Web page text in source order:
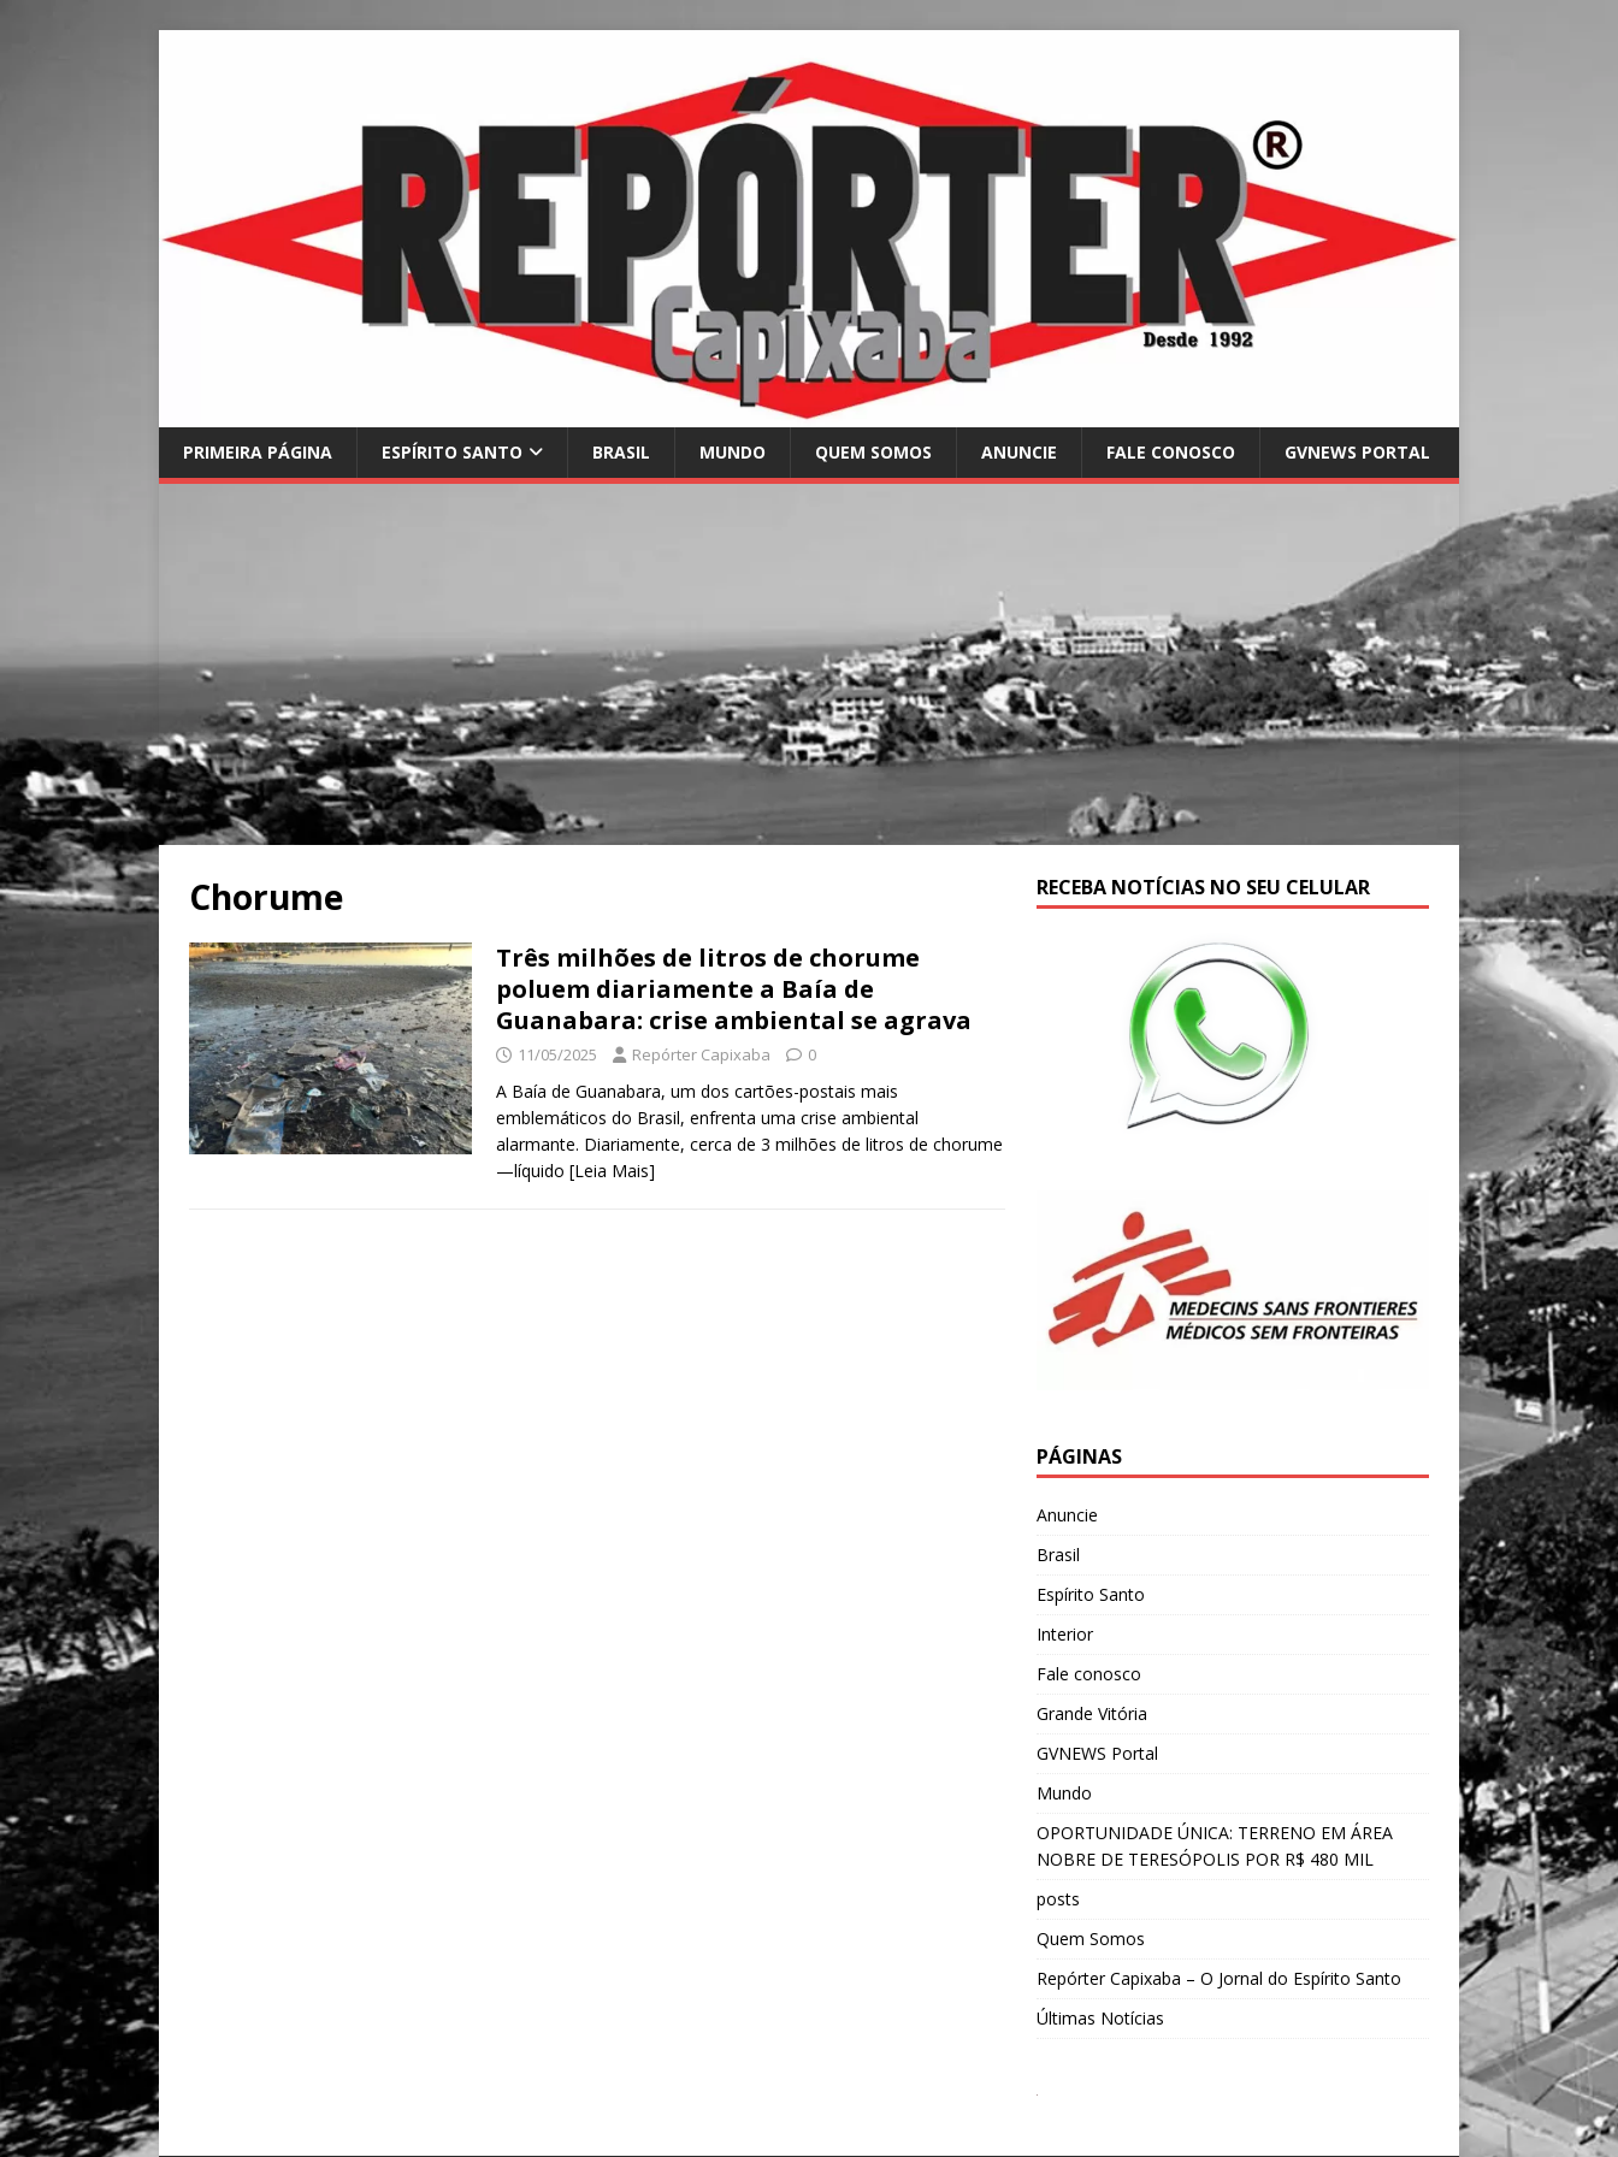
PRIMEIRA PÁGINA ESPÍRITO SANTO BRASIL MUNDO QUEM SOMOS ANUNCIE FALE CONOSCO GVNEWS PORTAL
Chorume
Três milhões de litros de chorume
poluem diariamente a Baía de
Guanabara: crise ambiental se agrava
11/05/2025 Repórter Capixaba 0
A Baía de Guanabara, um dos cartões-postais mais
emblemáticos do Brasil, enfrenta uma crise ambiental
alarmante. Diariamente, cerca de 3 milhões de litros de chorume
—líquido [Leia Mais]
RECEBA NOTÍCIAS NO SEU CELULAR
PÁGINAS
Anuncie
Brasil
Espírito Santo
Interior
Fale conosco
Grande Vitória
GVNEWS Portal
Mundo
OPORTUNIDADE ÚNICA: TERRENO EM ÁREA
NOBRE DE TERESÓPOLIS POR R$ 480 MIL
posts
Quem Somos
Repórter Capixaba – O Jornal do Espírito Santo
Últimas Notícias